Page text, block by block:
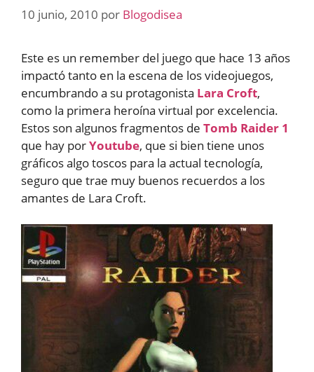
10 junio, 2010 por Blogodisea
Este es un remember del juego que hace 13 años
impactó tanto en la escena de los videojuegos,
encumbrando a su protagonista Lara Croft,
como la primera heroína virtual por excelencia.
Estos son algunos fragmentos de Tomb Raider 1
que hay porYoutube, que si bien tiene unos
gráficos algo toscos para la actual tecnología,
seguro que trae muy buenos recuerdos a los
amantes de Lara Croft.